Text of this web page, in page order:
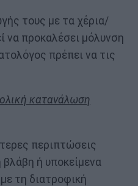
τους με τα χέρια/
να προκαλέσει μόλυνση
πρέπει να τις
κατανάλωση
περιπτώσεις
βλάβη ή υποκείμενα
τη διατροφική